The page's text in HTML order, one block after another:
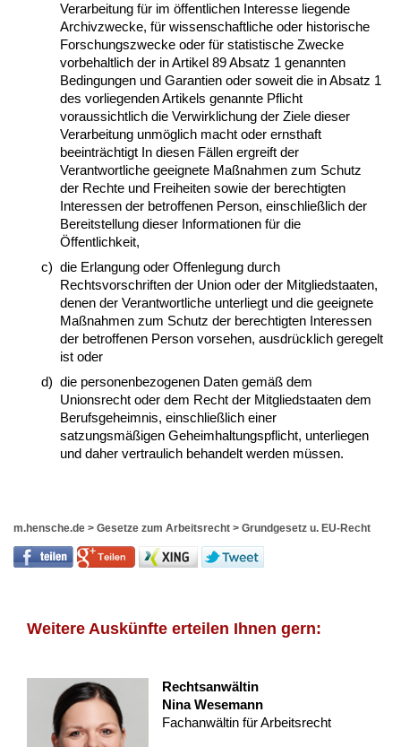
Verarbeitung für im öffentlichen Interesse liegende
Archivzwecke, für wissenschaftliche oder historische
Forschungszwecke oder für statistische Zwecke
vorbehaltlich der in Artikel 89 Absatz 1 genannten
Bedingungen und Garantien oder soweit die in Absatz 1
des vorliegenden Artikels genannte Pflicht
voraussichtlich die Verwirklichung der Ziele dieser
Verarbeitung unmöglich macht oder ernsthaft
beeinträchtigt In diesen Fällen ergreift der
Verantwortliche geeignete Maßnahmen zum Schutz
der Rechte und Freiheiten sowie der berechtigten
Interessen der betroffenen Person, einschließlich der
Bereitstellung dieser Informationen für die
Öffentlichkeit,
c) die Erlangung oder Offenlegung durch
Rechtsvorschriften der Union oder der Mitgliedstaaten,
denen der Verantwortliche unterliegt und die geeignete
Maßnahmen zum Schutz der berechtigten Interessen
der betroffenen Person vorsehen, ausdrücklich geregelt
ist oder
d) die personenbezogenen Daten gemäß dem
Unionsrecht oder dem Recht der Mitgliedstaaten dem
Berufsgeheimnis, einschließlich einer
satzungsmäßigen Geheimhaltungspflicht, unterliegen
und daher vertraulich behandelt werden müssen.
m.hensche.de > Gesetze zum Arbeitsrecht > Grundgesetz u. EU-Recht
Weitere Auskünfte erteilen Ihnen gern:
Rechtsanwältin
Nina Wesemann
Fachanwältin für Arbeitsrecht